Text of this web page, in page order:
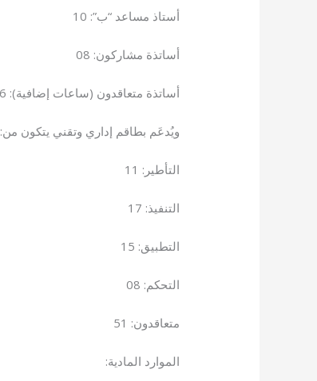
أستاذ مساعد “ب”: 10
أساتذة مشاركون: 08
أساتذة متعاقدون (ساعات إضافية): 26
ويُدعَم بطاقم إداري وتقني يتكون من:
التأطير: 11
التنفيذ: 17
التطبيق: 15
التحكم: 08
متعاقدون: 51
الموارد المادية: